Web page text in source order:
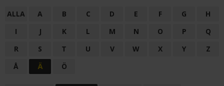
ALLA A B C D E F G
H
I
J K L M N O P
Q
R
S T U V W X Y
Z
Å
Ä Ö